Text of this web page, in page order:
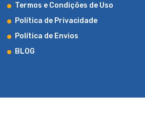
Termos e Condições de Uso
Política de Privacidade
Política de Envios
BLOG